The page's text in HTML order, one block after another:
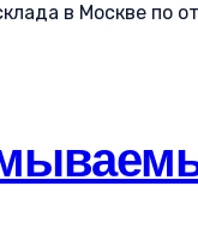
в Москве по